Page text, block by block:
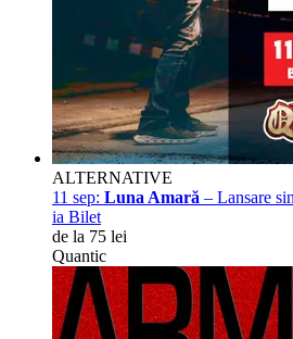
ALTERNATIVE
11 sep: Luna Amară – Lansare
ia Bilet
de la 75 lei
Quantic